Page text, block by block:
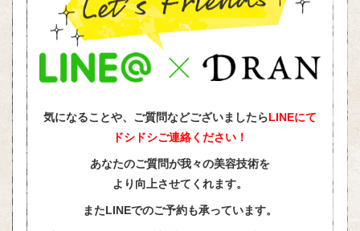
気になることや、ご質問などございましたら LINEにて
ドシドシご連絡ください！
あなたのご質問が我々の美容技術を
より向上させてくれます。
またLINEでのご予約も承っています。